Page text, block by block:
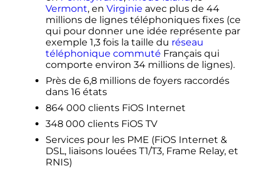
Vermont, en Virginie avec plus de 44
millions de lignes téléphoniques fixes (ce
qui pour donner une idée représente par
exemple 1,3 fois la taille du réseau
téléphonique commuté Français qui
comporte environ 34 millions de lignes).
Près de 6,8 millions de foyers raccordés
dans 16 états
864 000 clients FiOS Internet
348 000 clients FiOS TV
Services pour les PME (FiOS Internet &
DSL, liaisons louées T1/T3, Frame Relay, et
RNIS)